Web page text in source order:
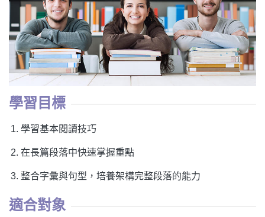
學習目標
學習基本閱讀技巧
在長篇段落中快速掌握重點
整合字彙與句型，培養架構完整段落的能力
適合對象